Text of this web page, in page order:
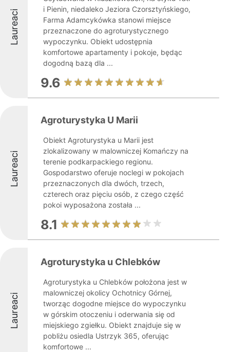
Laureaci
i Pienin, niedaleko Jeziora Czorsztyńskiego,
Farma Adamcykówka stanowi miejsce
przeznaczone do agroturystycznego
wypoczynku. Obiekt udostępnia
komfortowe apartamenty i pokoje, będąc
dogodną bazą dla ...
9.6
Laureaci
Agroturystyka U Marii
Obiekt Agroturystyka u Marii jest
zlokalizowany w malowniczej Komańczy na
terenie podkarpackiego regionu.
Gospodarstwo oferuje noclegi w pokojach
przeznaczonych dla dwóch, trzech,
czterech oraz pięciu osób, z czego część
pokoi wyposażona została ...
8.1
Laureaci
Agroturystyka u Chlebków
Agroturystyka u Chlebków położona jest w
malowniczej okolicy Ochotnicy Górnej,
tworząc dogodne miejsce do wypoczynku
w górskim otoczeniu i oderwania się od
miejskiego zgiełku. Obiekt znajduje się w
pobliżu osiedla Ustrzyk 365, oferując
komfortowe ...